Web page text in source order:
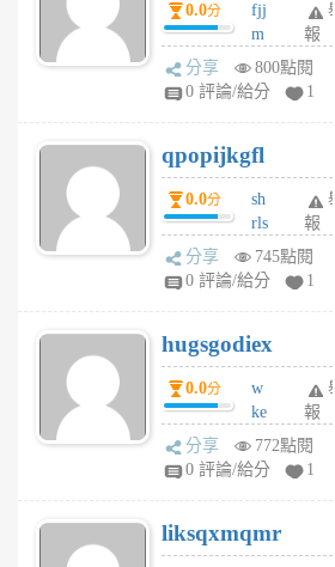
月
前
0.0分
fjj
m
w
rs
6
個
月
前
舉
報
分享
800點閱
0 評論/給分
1
qpopijkgfl
0.0分
sh
rls
k
m
6
個
月
前
舉
報
分享
745點閱
0 評論/給分
1
hugsgodiex
0.0分
w
ke
rv
pj
6
個
舉
報
分享
772點閱
0 評論/給分
1
liksqxmqmr